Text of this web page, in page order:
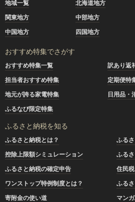
地域一覧 北海道地方
関東地方
中部地方
中国地方
四国地方
おすすめ特集でさがす
おすすめ特集一覧
訳あり返
担当者おすすめ特集
定期便特
地元が誇る家電特集
日用品・
ふるなび限定特集
ふるさと納税を知る
ふるさと納税とは？
ふる
控除上限額シミュレーション
ふる
ふるさと納税の確定申告
住民
ワンストップ特例制度とは？
ふる
寄附金の使い道
マン